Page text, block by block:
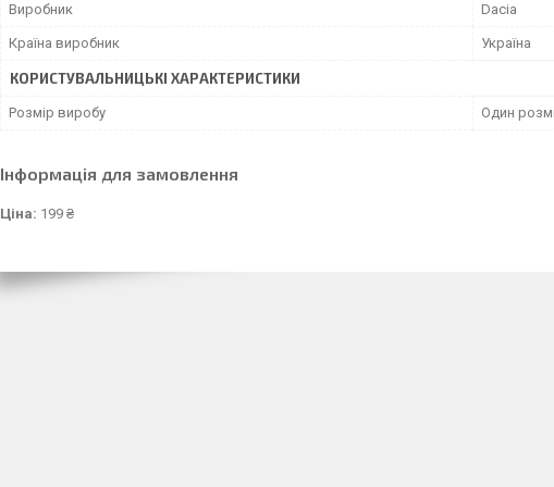
Виробник Dacia
Країна виробник Україна
КОРИСТУВАЛЬНИЦЬКІ ХАРАКТЕРИСТИКИ
Розмір виробу Один
Інформація для замовлення
Ціна: 199 ₴